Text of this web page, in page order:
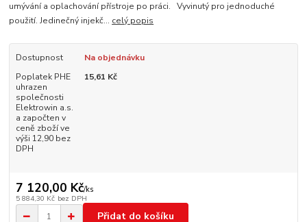
umývání a oplachování přístroje po práci. Vyvinutý pro jednoduché
použití. Jedinečný injekč... celý popis
Dostupnost
Na objednávku
Poplatek PHE
uhrazen
společnosti
Elektrowin a.s.
a započten v
ceně zboží ve
výši 12,90 bez
DPH
15,61 Kč
7 120,00 Kč/ks
5 884,30 Kč bez DPH
Přidat do košíku